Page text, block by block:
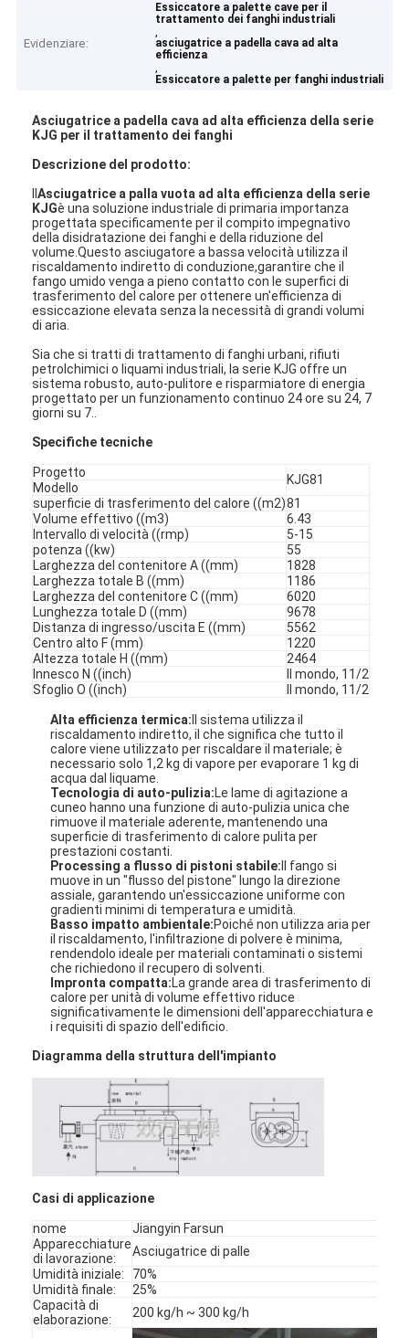
Casa
Prodotti
Chi siamo
Evidenziare:
Essiccatore a palette cave per il
trattamento dei fanghi industriali
,
asciugatrice a padella cava ad alta
efficienza
,
Essiccatore a palette per fanghi industriali
Asciugatrice a padella cava ad alta efficienza della serie
KJG per il trattamento dei fanghi
Descrizione del prodotto:
IlAsciugatrice a palla vuota ad alta efficienza della serie
KJGè una soluzione industriale di primaria importanza
progettata specificamente per il compito impegnativo
della disidratazione dei fanghi e della riduzione del
volume .Questo asciugatore a bassa velocità utilizza il
riscaldamento indiretto di conduzione,garantire che il
fango umido venga a pieno contatto con le superfici di
trasferimento del calore per ottenere un'efficienza di
essiccazione elevata senza la necessità di grandi volumi
di aria
Sia che si tratti di trattamento di fanghi urbani, rifiuti
petrolchimici o liquami industriali, la serie KJG offre un
sistema robusto, auto-pulitore e risparmiatore di energia
progettato per un funzionamento continuo 24 ore su 24, 7
giorni su 7.
Specifiche tecniche
Progetto KJG81
Modello
superficie di trasferimento del calore ((m2)81
Volume effettivo ((m3)
6.43
Intervallo di velocità ((rmp)
5-15
potenza ((kw)
55
Larghezza del contenitore A ((mm)
1828
Larghezza totale B ((mm)
1186
Larghezza del contenitore C ((mm)
6020
Lunghezza totale D ((mm)
9678
Distanza di ingresso/uscita E ((mm)
5562
Centro alto F (mm)
1220
Altezza totale H ((mm)
2464
Innesco N ((inch)
Il mondo, 11/2
Sfoglio O ((inch)
Il mondo, 11/2
Alta efficienza termica: Il sistema utilizza il
riscaldamento indiretto, il che significa che tutto il
calore viene utilizzato per riscaldare il materiale; è
necessario solo 1,2 kg di vapore per evaporare 1 kg di
acqua dal liquame
Tecnologia di auto-pulizia:Le lame di agitazione a
cuneo hanno una funzione di auto-pulizia unica che
rimuove il materiale aderente, mantenendo una
superficie di trasferimento di calore pulita per
prestazioni costanti
Processing a flusso di pistoni stabile: Il fango si
muove in un "flusso del pistone" lungo la direzione
assiale, garantendo un'essiccazione uniforme con
gradienti minimi di temperatura e umidità
Basso impatto ambientale:Poiché non utilizza aria per
il riscaldamento, l'infiltrazione di polvere è minima,
rendendolo ideale per materiali contaminati o sistemi
che richiedono il recupero di solventi
Impronta compatta:La grande area di trasferimento di
calore per unità di volume effettivo riduce
significativamente le dimensioni dell'apparecchiatura e
i requisiti di spazio dell'edificio
Diagramma della struttura dell'impianto
Casi di applicazione
nome
Jiangyin Farsun
Apparecchiature
di lavorazione:
Asciugatrice di palle
Umidità iniziale:
70%
Umidità finale:
25%
Capacità di
elaborazione:
200 kg/h ~ 300 kg/h